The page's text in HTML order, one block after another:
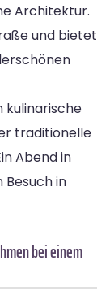
Architektur.
und bietet
kulinarische
traditionelle
Abend in
in
bei einem